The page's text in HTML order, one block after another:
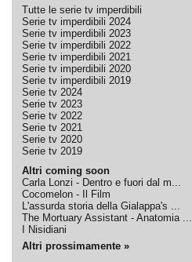
Tutte le serie tv imperdibili
Serie tv imperdibili 2024
Serie tv imperdibili 2023
Serie tv imperdibili 2022
Serie tv imperdibili 2021
Serie tv imperdibili 2020
Serie tv imperdibili 2019
Serie tv 2024
Serie tv 2023
Serie tv 2022
Serie tv 2021
Serie tv 2020
Serie tv 2019
Altri coming soon
Carla Lonzi - Dentro e fuori dal m...
Cocomelon - Il Film
L'assurda storia della Gialappa's ...
The Mortuary Assistant - Anatomia ...
I Nisidiani
Altri prossimamente »